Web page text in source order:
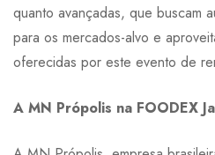
quanto avançadas, que buscam
para os mercados-alvo e
oferecidas por este evento de
A MN Própolis na FOODEX